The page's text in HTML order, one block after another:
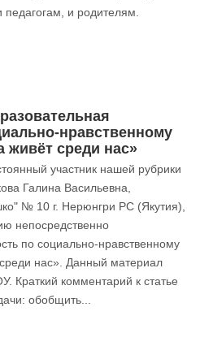
и родителям.
нравственному
живёт среди нас»
участник нашей рубрики
Галина Васильевна,
№ 10 г. Нерюнгри РС (Якутия),
непосредственно
по социально-нравственному
нас». Данный материал
Краткий комментарий к статье
обобщить...